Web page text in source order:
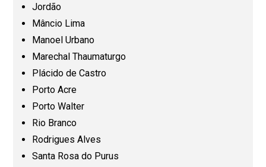
Paraíba (PB)
Jordão
Mâncio Lima
Manoel Urbano
Marechal Thaumaturgo
Plácido de Castro
Porto Acre
Porto Walter
Rio Branco
Rodrigues Alves
Santa Rosa do Purus